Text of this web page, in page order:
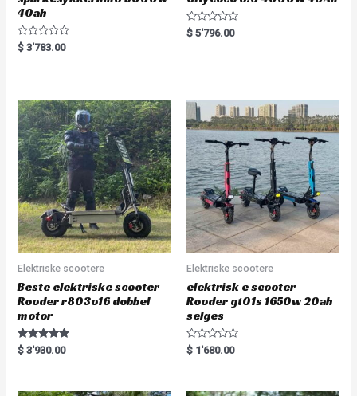
40ah
R
a
o
u
t
o
f
5
$ 3'783.00
R
a
u
o
f
5
$ 5'796.00
Elektriske scootere
Beste elektriske scooter
Rooder r803o16 dobbel
motor
Rated
5.00
$ 3'930.00
Elektriske scootere
elektrisk e scooter
Rooder gt01s 1650w 20ah
selges
R
a
$ 1'680.00